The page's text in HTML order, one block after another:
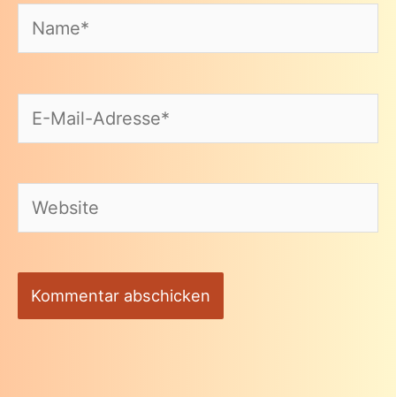
Name*
E-
Mail-
Website